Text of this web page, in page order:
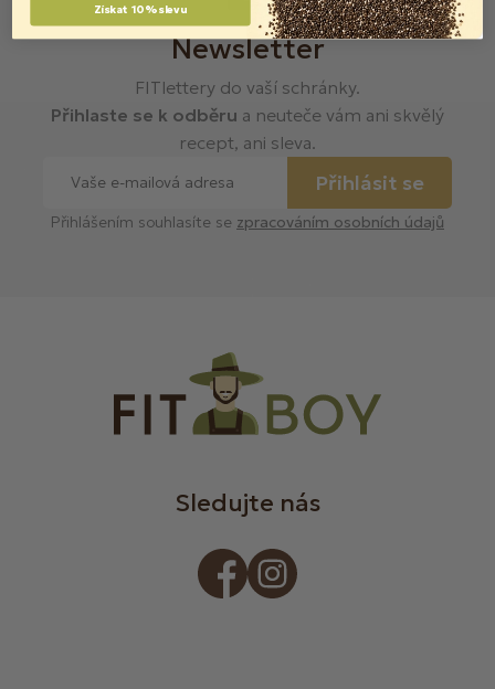
Newsletter
FITlettery do vaší schránky.
Přihlaste se k odběru a neuteče vám ani skvělý
recept, ani sleva.
Přihlásit se
Přihlášením souhlasíte se zpracováním osobních údajů
Sledujte nás
Získat 10% slevu